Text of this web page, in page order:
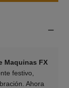
Maquinas FX
festivo,
Ahora